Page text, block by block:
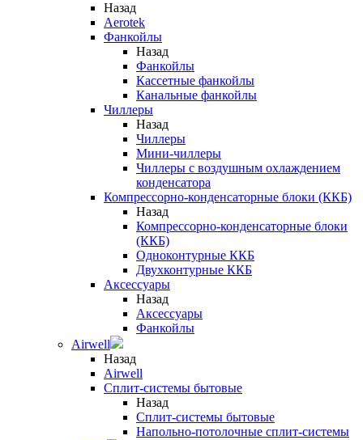
Назад
Aerotek
Фанкойлы
Назад
Фанкойлы
Кассетные фанкойлы
Канальные фанкойлы
Чиллеры
Назад
Чиллеры
Мини-чиллеры
Чиллеры с воздушным охлаждением
конденсатора
Компрессорно-конденсаторные блоки (ККБ)
Назад
Компрессорно-конденсаторные блоки
(ККБ)
Одноконтурные ККБ
Двухконтурные ККБ
Аксессуары
Назад
Аксессуары
Фанкойлы
Airwell
Назад
Airwell
Сплит-системы бытовые
Назад
Сплит-системы бытовые
Напольно-потолочные сплит-системы